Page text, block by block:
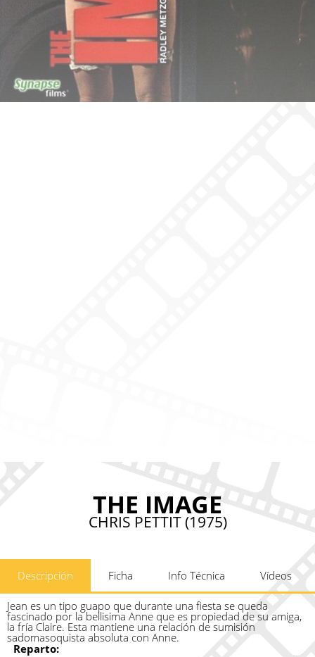
THE IMAGE
CHRIS PETTIT (1975)
Descripción Ficha Info Técnica Vídeos
Jean es un tipo guapo que durante una fiesta se queda
fascinado por la bellisima Anne que es propiedad de su amiga,
la fría Claire. Esta mantiene una relación de sumisión
sadomasoquista absoluta con Anne.
Reparto: